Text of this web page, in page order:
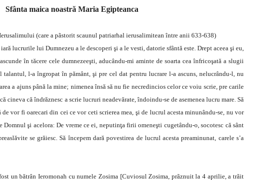
Sfânta maica noastră Maria Egipteanca
(care a pãstorit scaunul patriarhal ierusalimitean între anii 633-638)
lucrurile lui Dumnezeu a le descoperi şi a le vesti, datorie sfântă este. Drept aceea şi eu,
în tăcere cele dumnezeeşti, aducându-mi aminte de soarta cea înfricoşată a slugii
talantul, l-a îngropat în pământ, şi pre cel dat pentru lucrare l-a ascuns, nelucrându-l, nu
a ajuns până la mine; nimenea însă să nu fie necredincios celor ce voiu scrie, pre carile
cineva că îndrăznesc a scrie lucruri neadevărate, îndoindu-se de asemenea lucru mare. Să
vor fi oarecari din cei ce vor ceti scrierea mea, şi de lucrul acesta minunându-se, nu vor
şi acelora: De vreme ce ei, neputinţa firii omeneşti cugetându-o, socotesc că sânt
se grăiesc. Să începem dară povestirea de lucrul acesta preaminunat, carele s’a
un bătrân Ieromonah cu numele Zosima [Cuviosul Zosima, prãznuit la 4 aprilie, a trãit